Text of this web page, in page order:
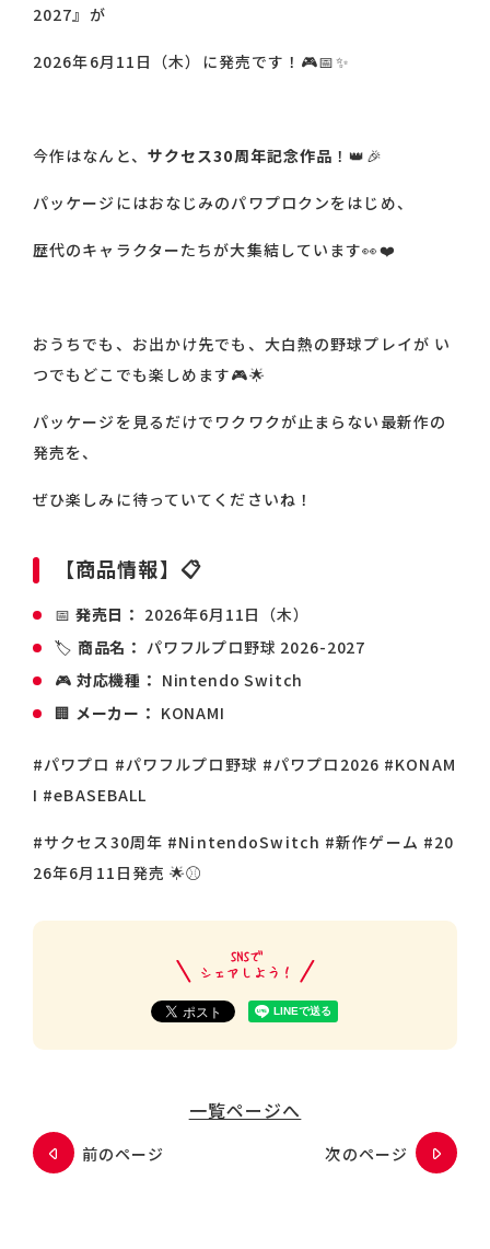
2027』が
2026年6月11日（木）に発売です！🎮📅✨
今作はなんと、 サクセス30周年記念作品 ！👑🎉
パッケージにはおなじみのパワプロクンをはじめ、
歴代のキャラクターたちが大集結しています👀❤️
おうちでも、お出かけ先でも、大白熱の野球プレイが い
つでもどこでも楽しめます🎮🌟
パッケージを見るだけでワクワクが止まらない最新作の
発売を、
ぜひ楽しみに待っていてくださいね！
【商品情報】📋
📅 発売日： 2026年6月11日（木）
🏷️ 商品名： パワフルプロ野球 2026-2027
🎮 対応機種： Nintendo Switch
🏢 メーカー： KONAMI
#パワプロ #パワフルプロ野球 #パワプロ2026 #KONAM
I #eBASEBALL
#サクセス30周年 #NintendoSwitch #新作ゲーム #20
26年6月11日発売 🌟⚾️
一覧ページへ
前のページ 次のページ